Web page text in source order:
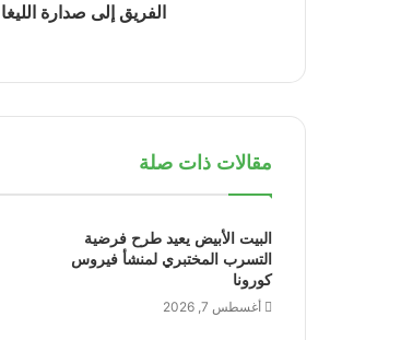
الفريق إلى صدارة الليغا
مقالات ذات صلة
البيت الأبيض يعيد طرح فرضية
التسرب المختبري لمنشأ فيروس
كورونا
أغسطس 7, 2026